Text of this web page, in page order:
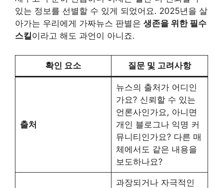
있는 정보를 선별할 수 있게 되었어요. 2025년을 살
아가는 우리에게 가짜뉴스 판별은 생존을 위한 필수
스킬이라고 해도 과언이 아니죠.
확인 요소 질문 및 고려사항
출처
뉴스의 출처가 어디인
가요? 신뢰할 수 있는
언론사인가요, 아니면
개인 블로그나 익명 커
뮤니티인가요? 다른 매
체에서도 같은 내용을
보도하나요?
과장되거나 자극적인